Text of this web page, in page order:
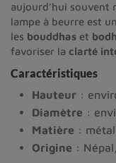
aujourd’hui souvent
lampe à beurre est un
les bouddhas et
favoriser la clarté
Caractéristiques
Hauteur :
Diamètre :
Matière :
Origine :